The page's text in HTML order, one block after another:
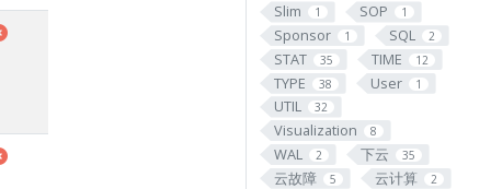
Slim 1 SOP 1
Sponsor 1 SQL 2
STAT 35 TIME 12
TYPE 38 User 1
UTIL 32
Visualization 8
WAL 2 下云 35
云故障 5 云计算 2